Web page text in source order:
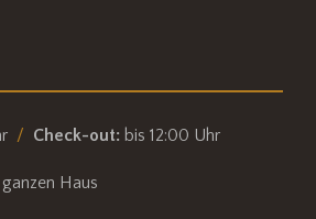
Check-out: bis 12:00 Uhr
Haus